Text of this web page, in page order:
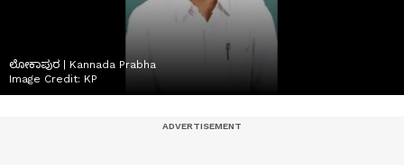
ಲೋಕಾಪುರ | Kannada Prabha
Image Credit: KP